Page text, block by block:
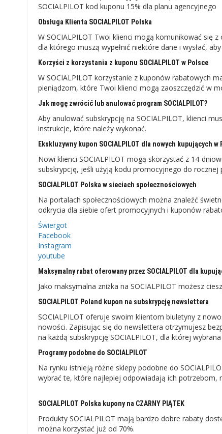
SOCIALPILOT kod kuponu 15% dla planu agencyjnego
Obsługa Klienta SOCIALPILOT Polska
W SOCIALPILOT Twoi klienci mogą komunikować się
dla którego muszą wypełnić niektóre dane i wysłać,
Korzyści z korzystania z kuponu SOCIALPILOT w Polsce
W SOCIALPILOT korzystanie z kuponów rabatowych
pieniądzom, które Twoi klienci mogą zaoszczędzić w
Jak mogę zwrócić lub anulować program SOCIALPILOT?
Aby anulować subskrypcję na SOCIALPILOT, klienci
instrukcje, które należy wykonać.
Ekskluzywny kupon SOCIALPILOT dla nowych kupujących w
Nowi klienci SOCIALPILOT mogą skorzystać z 14-
subskrypcję, jeśli użyją kodu promocyjnego do rocznej
SOCIALPILOT Polska w sieciach społecznościowych
Na portalach społecznościowych można znaleźć
odkrycia dla siebie ofert promocyjnych i kuponów
Świergot
Facebook
Instagram
youtube
Maksymalny rabat oferowany przez SOCIALPILOT dla
Jako maksymalna zniżka na SOCIALPILOT możesz
SOCIALPILOT Poland kupon na subskrypcję newslettera
SOCIALPILOT oferuje swoim klientom biuletyny z
nowości. Zapisując się do newslettera otrzymujesz
na każdą subskrypcję SOCIALPILOT, dla której
Programy podobne do SOCIALPILOT
Na rynku istnieją różne sklepy podobne do
wybrać te, które najlepiej odpowiadają ich
SOCIALPILOT Polska kupony na CZARNY PIĄTEK
Produkty SOCIALPILOT mają bardzo dobre rabaty
można korzystać już od 70%.